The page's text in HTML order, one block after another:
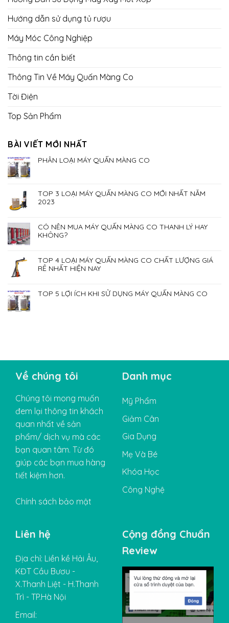
Hướng dẫn sử dụng tủ rượu
Máy Móc Công Nghiệp
Thông tin cần biết
Thông Tin Về Máy Quấn Màng Co
Tời Điện
Top Sản Phẩm
BÀI VIẾT MỚI NHẤT
PHÂN LOẠI MÁY QUẤN MÀNG CO
TOP 3 LOẠI MÁY QUẤN MÀNG CO MỚI NHẤT NĂM
2023
CÓ NÊN MUA MÁY QUẤN MÀNG CO THANH LÝ HAY
KHÔNG?
TOP 4 LOẠI MÁY QUẤN MÀNG CO CHẤT LƯỢNG GIÁ
RẺ NHẤT HIỆN NAY
TOP 5 LỢI ÍCH KHI SỬ DỤNG MÁY QUẤN MÀNG CO
Về chúng tôi
Chúng tôi mong muốn
đem lại thông tin khách
quan nhất về sản
phẩm/ dịch vụ mà các
bạn quan tâm. Từ đó
giúp các bạn mua hàng
tiết kiệm hơn.
Chính sách bảo mật
Danh mục
Mỹ Phẩm
Giảm Cân
Gia Dụng
Mẹ Và Bé
Khóa Học
Công Nghệ
Liên hệ
Địa chỉ: Liền kề Hải Âu,
KĐT Cầu Bươu -
X.Thanh Liệt - H.Thanh
Trì - TP.Hà Nội
Email:
Cộng đồng Chuẩn
Review